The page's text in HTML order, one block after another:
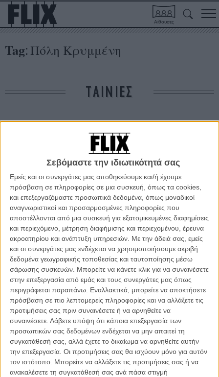
Σεβόμαστε την ιδιωτικότητά σας
Εμείς και οι συνεργάτες μας αποθηκεύουμε και/ή έχουμε
πρόσβαση σε πληροφορίες σε μια συσκευή, όπως τα cookies,
και επεξεργαζόμαστε προσωπικά δεδομένα, όπως μοναδικοί
αναγνωριστικοί και προσαρμοσμένες πληροφορίες που
αποστέλλονται από μια συσκευή για εξατομικευμένες διαφημίσεις
και περιεχόμενο, μέτρηση διαφήμισης και περιεχομένου, έρευνα
ακροατηρίου και ανάπτυξη υπηρεσιών. Με την άδειά σας, εμείς
και οι συνεργάτες μας ενδέχεται να χρησιμοποιήσουμε ακριβή
δεδομένα γεωγραφικής τοποθεσίας και ταυτοποίησης μέσω
σάρωσης συσκευών. Μπορείτε να κάνετε κλικ για να συναινέσετε
στην επεξεργασία από εμάς και τους συνεργάτες μας όπως
περιγράφεται παραπάνω. Εναλλακτικά, μπορείτε να αποκτήσετε
πρόσβαση σε πιο λεπτομερείς πληροφορίες και να αλλάξετε τις
προτιμήσεις σας πριν συναινέσετε ή να αρνηθείτε να
συναινέσετε. Λάβετε υπόψη ότι κάποια επεξεργασία των
προσωπικών σας δεδομένων ενδέχεται να μην απαιτεί τη
συγκατάθεσή σας, αλλά έχετε το δικαίωμα να αρνηθείτε αυτήν
την επεξεργασία. Οι προτιμήσεις σας θα ισχύουν μόνο για αυτόν
τον ιστότοπο. Μπορείτε να αλλάξετε τις προτιμήσεις σας ή να
ανακαλέσετε τη συγκατάθεσή σας ανά πάσα στιγμή
Αίθουσες
Tag: Πόλη Κρυμμένη
ΤΑΙΝΙΕΣ
ΑΡΘΡΑ
Ανακαλύψτε μια... Πόλη Κρυμμένη!
ΝΕΑ /07 ΙΑΝ 2012/ Πόλυ Λυκούργου
Η κρυμμένη Αθήνα του Δημήτρη Αθανίτη
ΘΕΜΑΤΑ /04 ΑΠΡ 2012/ Πόλυ Λυκούργου
Η επιτυχία είναι υπερτιμημένη. Δεν σε κάνει
καλύτερο, δεν σε πάει πουθενά η επιτυχία. Είναι
απλώς ένα ωραίο, ανεβαστικό, επιφανειακό
συναίσθημα.»